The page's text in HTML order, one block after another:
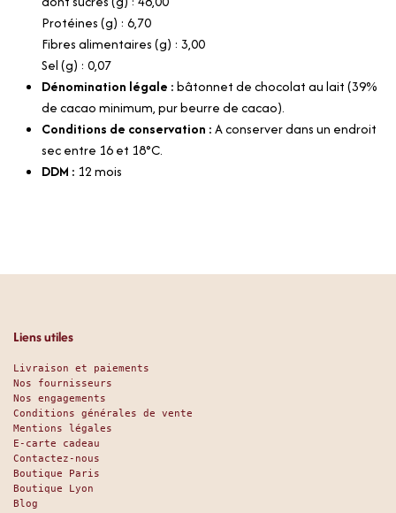
Protéines (g) : 6,70
Fibres alimentaires (g) : 3,00
Sel (g) : 0,07
Dénomination légale :bâtonnet de chocolat au lait (39%
de cacao minimum, pur beurre de cacao).
Conditions de conservation :A conserver dans un endroit
sec entre 16 et 18°C.
DDM : 12 mois
Liens utiles
Livraison et paiements
Nos fournisseurs
Nos engagements
Conditions générales de vente
Mentions légales
E-carte cadeau
Contactez-nous
Boutique Paris
Boutique Lyon
Blog